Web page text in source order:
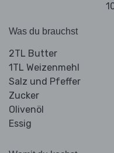
Was du brauchst
2TL Butter
1TL Weizenmehl
Salz und Pfeffer
Zucker
Olivenöl
Essig